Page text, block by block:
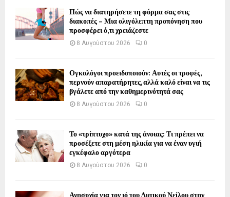
Πώς να διατηρήσετε τη φόρμα σας στις
διακοπές – Μια ολιγόλεπτη προπόνηση που
προσφέρει ό,τι χρειάζεστε
8 Αυγούστου 2026 0
Ογκολόγοι προειδοποιούν: Αυτές οι τροφές,
περνούν απαρατήρητες, αλλά καλό είναι να τις
βγάλετε από την καθημερινότητά σας
8 Αυγούστου 2026 0
Το «τρίπτυχο» κατά της άνοιας: Τι πρέπει να
προσέξετε στη μέση ηλικία για να έναν υγιή
εγκέφαλο αργότερα
8 Αυγούστου 2026 0